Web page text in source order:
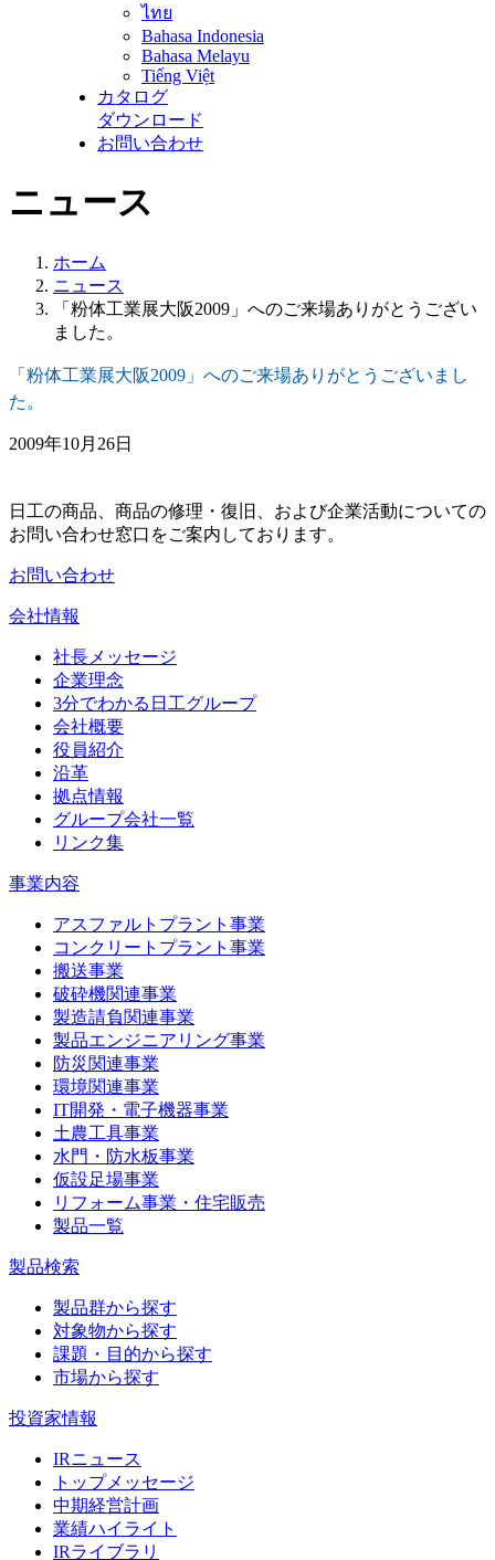
ไทย
Bahasa Indonesia
Bahasa Melayu
Tiếng Việt
カタログ
ダウンロード
お問い合わせ
ニュース
ホーム
ニュース
「粉体工業展大阪2009」へのご来場ありがとうござい
ました。
「粉体工業展大阪2009」へのご来場ありがとうございまし
た。
2009年10月26日
日工の商品、商品の修理・復旧、および企業活動についての
お問い合わせ窓口をご案内しております。
お問い合わせ
会社情報
社長メッセージ
企業理念
3分でわかる日工グループ
会社概要
役員紹介
沿革
拠点情報
グループ会社一覧
リンク集
事業内容
アスファルトプラント事業
コンクリートプラント事業
搬送事業
破砕機関連事業
製造請負関連事業
製品エンジニアリング事業
防災関連事業
環境関連事業
IT開発・電子機器事業
土農工具事業
水門・防水板事業
仮設足場事業
リフォーム事業・住宅販売
製品一覧
製品検索
製品群から探す
対象物から探す
課題・目的から探す
市場から探す
投資家情報
IRニュース
トップメッセージ
中期経営計画
業績ハイライト
IRライブラリ